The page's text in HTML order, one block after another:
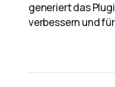
generiert das
verbessern und